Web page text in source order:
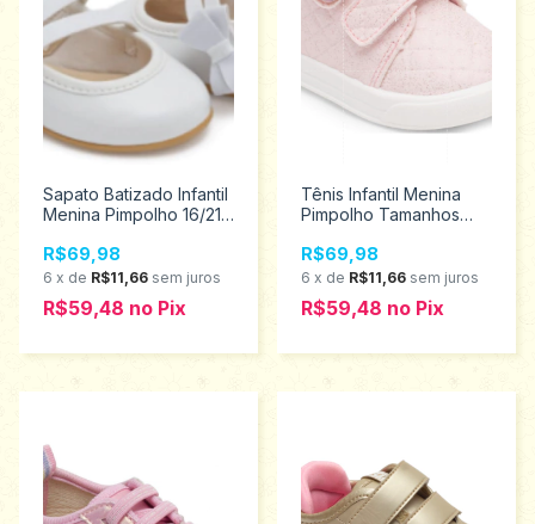
Sapato Batizado Infantil
Menina Pimpolho 16/21
R$69,98
6 x de R$11,66 sem juros
R$59,48 no Pix
Tênis Infantil Menina
Pimpolho Tamanhos
R$69,98
6 x de R$11,66 sem juros
R$59,48 no Pix